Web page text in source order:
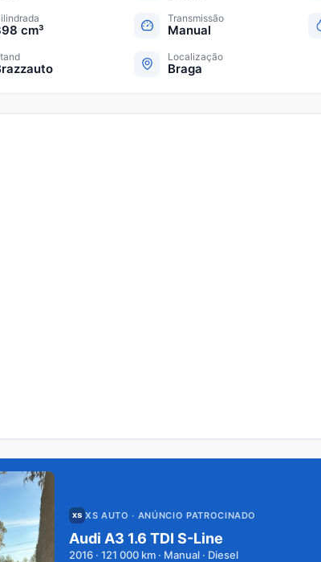
cm³
Transmissão
Manual
Localização
Braga
XS AUTO · ANÚNCIO PATROCINADO
Audi A3 1.6 TDI S-Line
2016 · 121 000 km · Manual · Diesel